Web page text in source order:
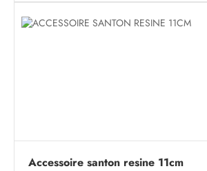
Accessoire santon resine 11cm